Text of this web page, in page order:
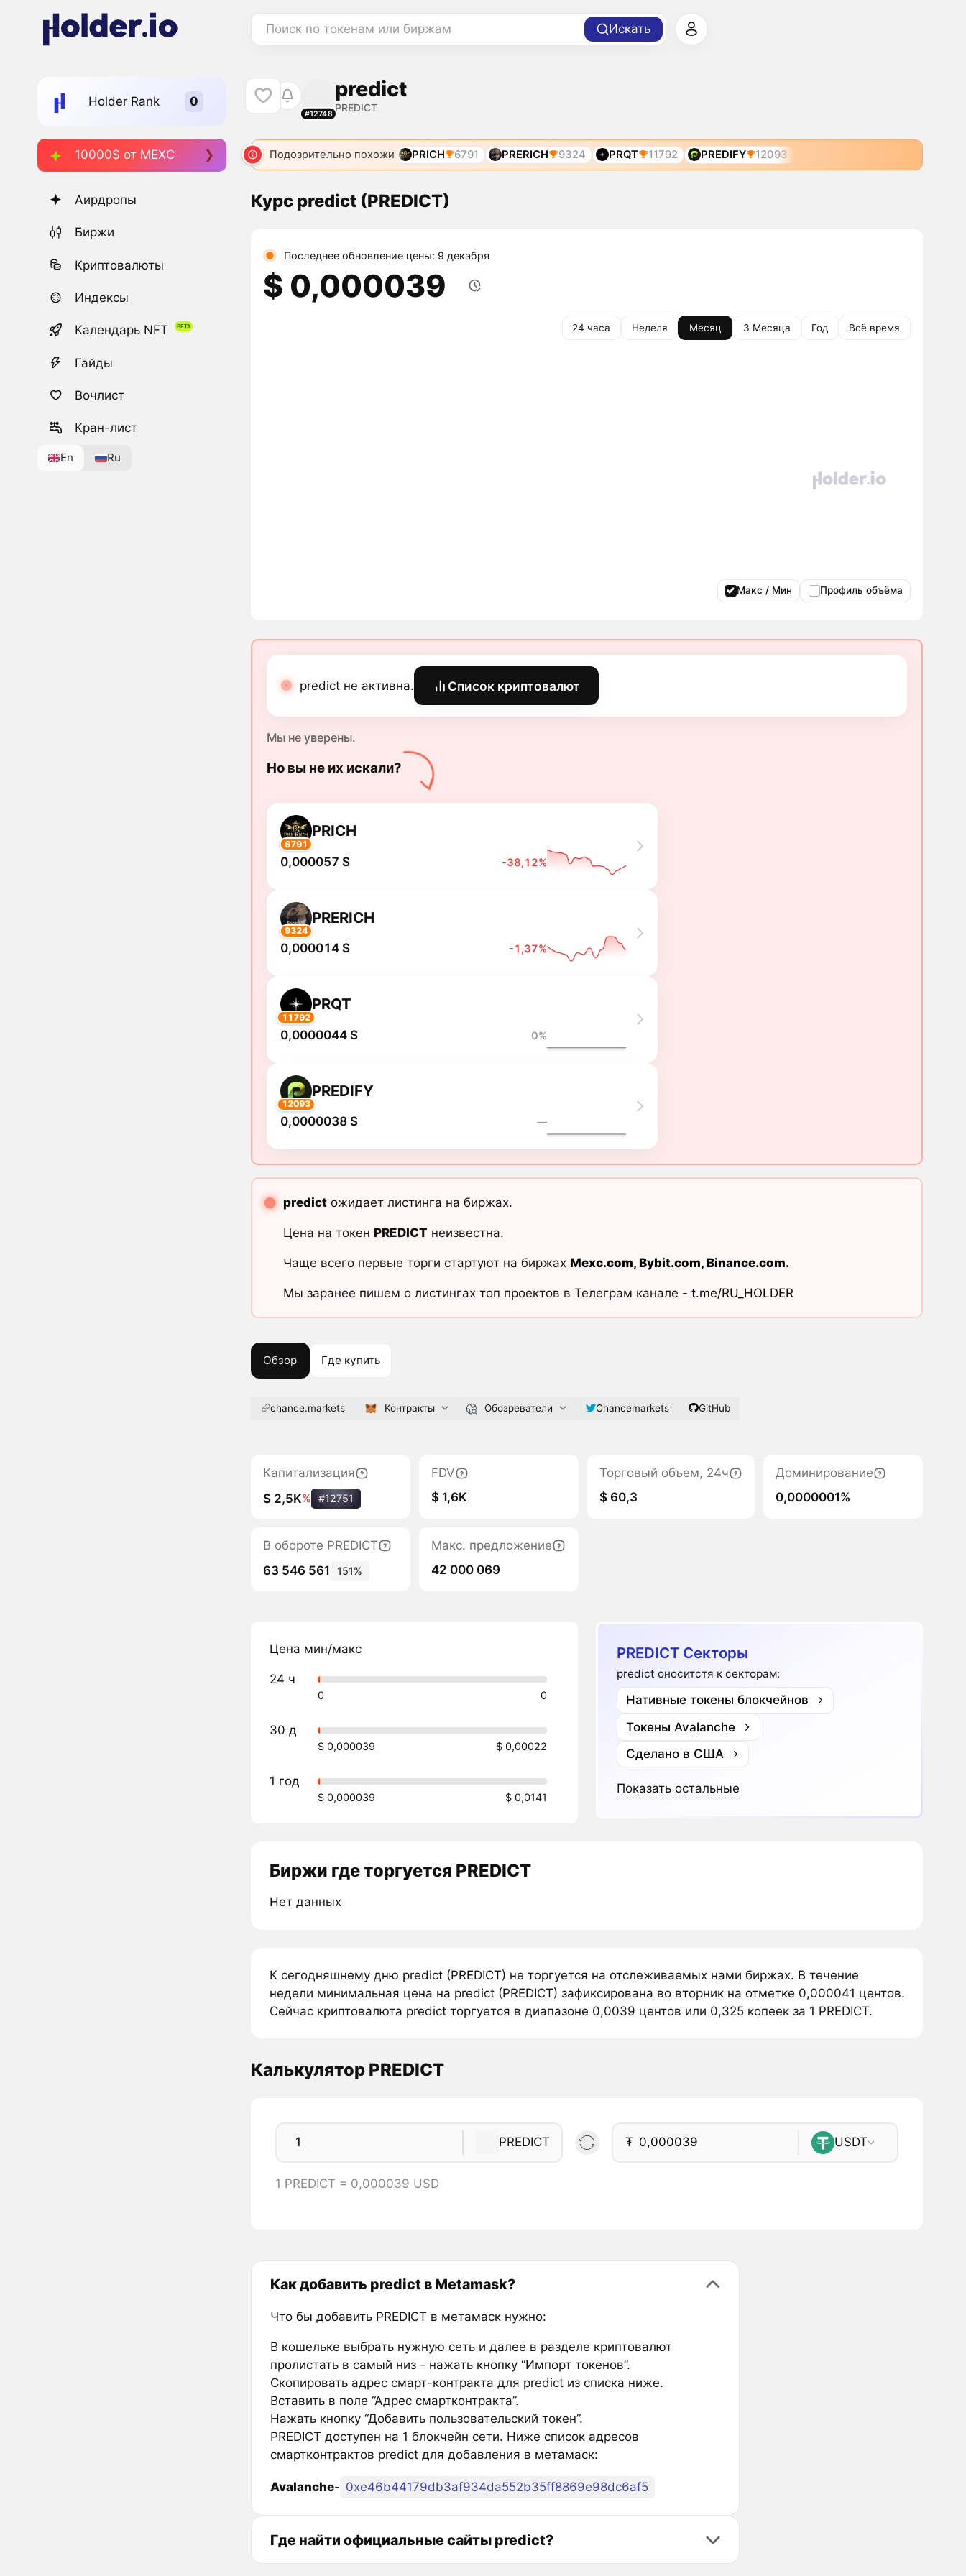
Поиск по токенам или биржам Искать
Holder Rank
10000$ от MEXC
Аирдропы
Биржи
Криптовалюты
Индексы
Календарь NFT
Гайды
Вочлист
Кран-лист
En Ru
#12748
predict
PREDICT
Подозрительно похожи PRICH 6791 PRERICH 9324 PRQT 11792 PREDIFY 12093
Курс predict (PREDICT)
Последнее обновление цены: 9 декабря
$ 0,000039
24 часа Неделя Месяц 3 Месяца Год Всё время
Макс / Мин Профиль объёма
predict не активна. Список криптовалют
Мы не уверены.
Но вы не их искали?
6791
PRICH
0,000057 $ -38,12%
9324
PRERICH
0,000014 $ -1,37%
11792
PRQT
0,0000044 $ 0%
12093
PREDIFY
0,0000038 $ ―
predictожидает листинга на биржах.
Цена на токен PREDICT неизвестна.
Чаще всего первые торги стартуют на биржах Mexc.com, Bybit.com, Binance.com.
Мы заранее пишем о листингах топ проектов в Телеграм канале - t.me/RU_HOLDER
Обзор Где купить
chance.markets Контракты Обозреватели Chancemarkets GitHub
Капитализация
$ 2,5K% #12751
FDV
$ 1,6K
Торговый объем, 24ч
$ 60,3
Доминирование
0,0000001%
В обороте PREDICT
63 546 561
151%
Макс. предложение
42 000 069
Цена мин/макс
24 ч
0 0
30 д
$ 0,000039 $ 0,00022
1 год
$ 0,000039 $ 0,0141
PREDICT Секторы
predict оноситстя к секторам:
Нативные токены блокчейнов
Токены Avalanche
Сделано в США
Показать остальные
Биржи где торгуется PREDICT
Нет данных
К сегодняшнему дню predict (PREDICT) не торгуется на отслеживаемых нами биржах. В течение
недели минимальная цена на predict (PREDICT) зафиксирована во вторник на отметке 0,000041 центов.
Сейчас криптовалюта predict торгуется в диапазоне 0,0039 центов или 0,325 копеек за 1 PREDICT.
Калькулятор PREDICT
PREDICT ₮ USDT
1 PREDICT = 0,000039 USD
Как добавить predict в Metamask?
Что бы добавить PREDICT в метамаск нужно:
В кошельке выбрать нужную сеть и далее в разделе криптовалют
пролистать в самый низ - нажать кнопку “Импорт токенов”.
Скопировать адрес смарт-контракта для predict из списка ниже.
Вставить в поле “Адрес смартконтракта”.
Нажать кнопку “Добавить пользовательский токен”.
PREDICT доступен на 1 блокчейн сети. Ниже список адресов
смартконтрактов predict для добавления в метамаск:
Avalanche- 0xe46b44179db3af934da552b35ff8869e98dc6af5
Где найти официальные сайты predict?